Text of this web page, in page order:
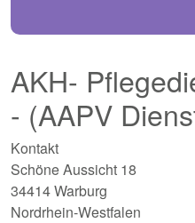
AKH-
- (AAPV
Kontakt
Schöne Aussicht 18
34414 Warburg
Nordrhein-Westfalen